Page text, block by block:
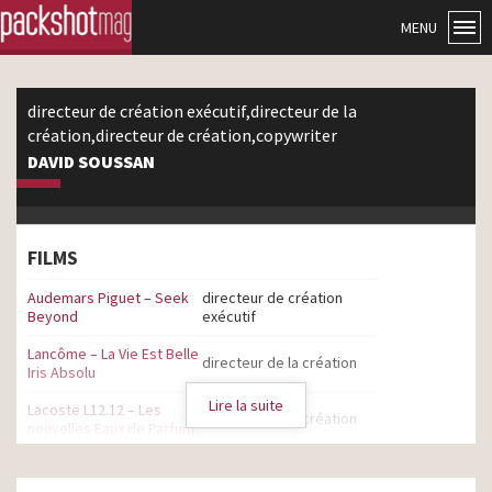
MENU
directeur de création exécutif,directeur de la
création,directeur de création,copywriter
DAVID SOUSSAN
FILMS
Audemars Piguet – Seek
Beyond
directeur de création
exécutif
Lancôme – La Vie Est Belle
Iris Absolu
directeur de la création
Lacoste L12.12 – Les
nouvelles Eaux de Parfum
directeur de la création
de Parfum – Fran
directeur de la création
Lire la suite